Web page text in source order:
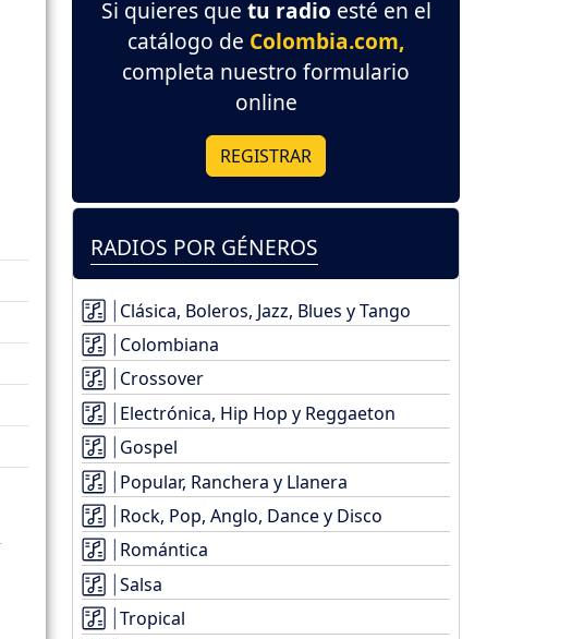
Si quieres que tu radio esté en el
catálogo de Colombia.com,
completa nuestro formulario
online
REGISTRAR
RADIOS POR GÉNEROS
Clásica, Boleros, Jazz, Blues y Tango
Colombiana
Crossover
Electrónica, Hip Hop y Reggaeton
Gospel
Popular, Ranchera y Llanera
Rock, Pop, Anglo, Dance y Disco
Romántica
Salsa
Tropical